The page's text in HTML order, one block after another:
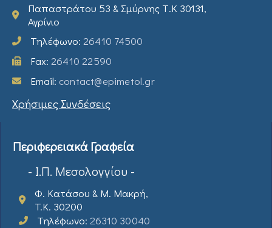
Παπαστράτου 53 & Σμύρνης Τ.Κ 30131,
Αγρίνιο
Τηλέφωνο: 26410 74500
Fax: 26410 22590
Email: contact@epimetol.gr
Χρήσιμες Συνδέσεις
Περιφερειακά Γραφεία
- Ι.Π. Μεσολογγίου -
Φ. Κατάσου & Μ. Μακρή,
T.K. 30200
Τηλέφωνο: 26310 30040